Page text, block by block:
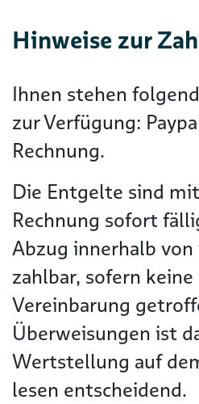
Hinweise zur
Ihnen stehen
zur Verfügung:
Rechnung.
Die Entgelte sind
Rechnung sofort
Abzug innerhalb von
zahlbar, sofern
Vereinbarung
Überweisungen ist
Wertstellung auf
lesen entscheidend.